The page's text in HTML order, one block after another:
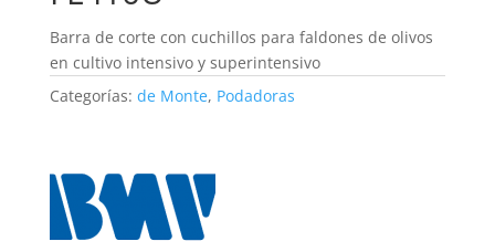
Barra de corte con cuchillos para faldones de olivos
en cultivo intensivo y superintensivo
Categorías: de Monte, Podadoras